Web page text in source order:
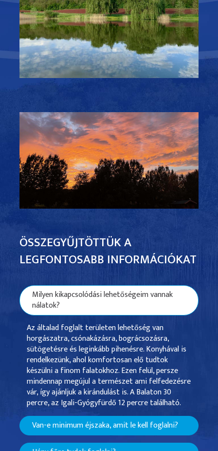
ÖSSZEGYŰJTÖTTÜK A
LEGFONTOSABB INFORMÁCIÓKAT
Milyen kikapcsolódási lehetőségeim vannak
nálatok?
Az általad foglalt területen lehetőség van
horgászatra, csónakázásra, bográcsozásra,
sütögetésre és leginkább pihenésre. Konyhával is
rendelkezünk, ahol komfortosan elő tudtok
készülni a finom falatokhoz. Ezen felül, persze
mindennap megújul a természet ami felfedezésre
vár, így ajánljuk a kirándulást is. A Balaton 30
percre, az Igali-Gyógyfürdő 12 percre található.
Van-e minimum éjszaka, amit le kell foglalni?
Minimum 2 éjszakára tudsz foglalni nálunk. Ennyi